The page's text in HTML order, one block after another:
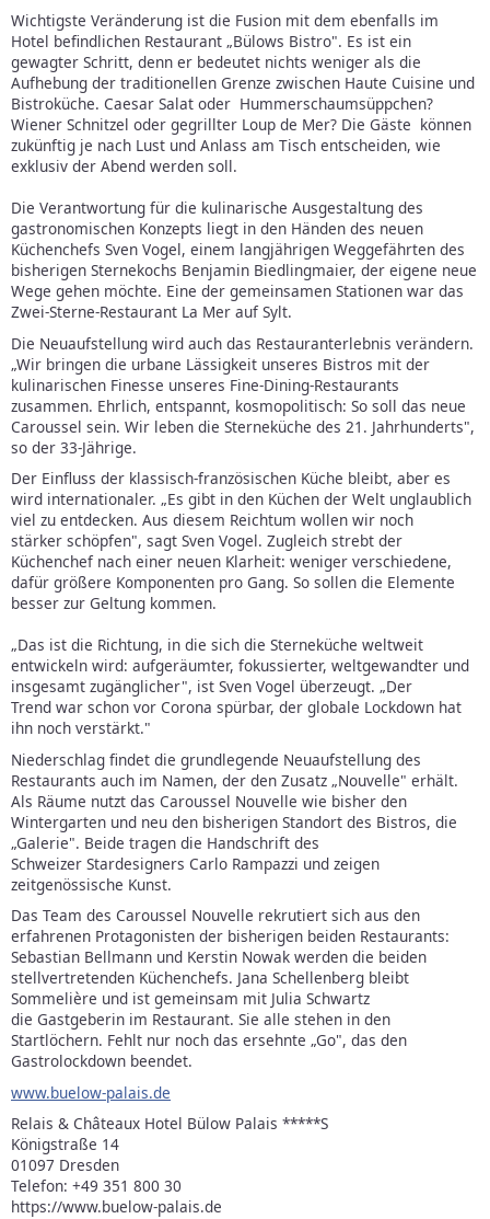
Wichtigste Veränderung ist die Fusion mit dem ebenfalls im
Hotel befindlichen Restaurant „Bülows Bistro". Es ist ein
gewagter Schritt, denn er bedeutet nichts weniger als die
Aufhebung der traditionellen Grenze zwischen Haute Cuisine und
Bistroküche. Caesar Salat oder Hummerschaumsüppchen?
Wiener Schnitzel oder gegrillter Loup de Mer? Die Gäste können
zukünftig je nach Lust und Anlass am Tisch entscheiden, wie
exklusiv der Abend werden soll.
Die Verantwortung für die kulinarische Ausgestaltung des
gastronomischen Konzepts liegt in den Händen des neuen
Küchenchefs Sven Vogel, einem langjährigen Weggefährten des
bisherigen Sternekochs Benjamin Biedlingmaier, der eigene neue
Wege gehen möchte. Eine der gemeinsamen Stationen war das
Zwei-Sterne-Restaurant La Mer auf Sylt.
Die Neuaufstellung wird auch das Restauranterlebnis verändern.
„Wir bringen die urbane Lässigkeit unseres Bistros mit der
kulinarischen Finesse unseres Fine-Dining-Restaurants
zusammen. Ehrlich, entspannt, kosmopolitisch: So soll das neue
Caroussel sein. Wir leben die Sterneküche des 21. Jahrhunderts",
so der 33-Jährige.
Der Einfluss der klassisch-französischen Küche bleibt, aber es
wird internationaler. „Es gibt in den Küchen der Welt unglaublich
viel zu entdecken. Aus diesem Reichtum wollen wir noch
stärker schöpfen", sagt Sven Vogel. Zugleich strebt der
Küchenchef nach einer neuen Klarheit: weniger verschiedene,
dafür größere Komponenten pro Gang. So sollen die Elemente
besser zur Geltung kommen.
„Das ist die Richtung, in die sich die Sterneküche weltweit
entwickeln wird: aufgeräumter, fokussierter, weltgewandter und
insgesamt zugänglicher", ist Sven Vogel überzeugt. „Der
Trend war schon vor Corona spürbar, der globale Lockdown hat
ihn noch verstärkt."
Niederschlag findet die grundlegende Neuaufstellung des
Restaurants auch im Namen, der den Zusatz „Nouvelle" erhält.
Als Räume nutzt das Caroussel Nouvelle wie bisher den
Wintergarten und neu den bisherigen Standort des Bistros, die
„Galerie". Beide tragen die Handschrift des
Schweizer Stardesigners Carlo Rampazzi und zeigen
zeitgenössische Kunst.
Das Team des Caroussel Nouvelle rekrutiert sich aus den
erfahrenen Protagonisten der bisherigen beiden Restaurants:
Sebastian Bellmann und Kerstin Nowak werden die beiden
stellvertretenden Küchenchefs. Jana Schellenberg bleibt
Sommelière und ist gemeinsam mit Julia Schwartz
die Gastgeberin im Restaurant. Sie alle stehen in den
Startlöchern. Fehlt nur noch das ersehnte „Go", das den
Gastrolockdown beendet.
www.buelow-palais.de
Relais & Châteaux Hotel Bülow Palais *****S
Königstraße 14
01097 Dresden
Telefon: +49 351 800 30
https://www.buelow-palais.de